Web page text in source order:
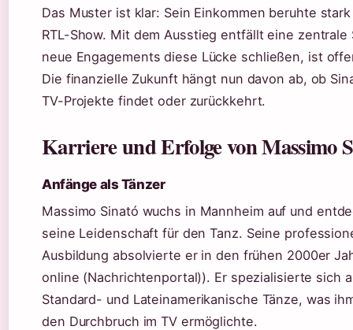
Das Muster ist klar: Sein Einkommen beruhte
RTL-Show. Mit dem Ausstieg entfällt eine zentrale
neue Engagements diese Lücke schließen, ist
Die finanzielle Zukunft hängt nun davon ab, ob
TV-Projekte findet oder zurückkehrt.
Karriere und Erfolge von Massimo
Anfänge als Tänzer
Massimo Sinató wuchs in Mannheim auf und
seine Leidenschaft für den Tanz. Seine
Ausbildung absolvierte er in den frühen 2000er
online (Nachrichtenportal)). Er spezialisierte sich
Standard- und Lateinamerikanische Tänze, was
den Durchbruch im TV ermöglichte.